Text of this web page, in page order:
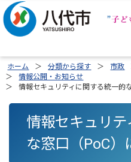
ホーム 分類から探す 市政
情報公開・お知らせ
情報セキュリティに関する統一的
情報セキュリ
な窓口（PoC）